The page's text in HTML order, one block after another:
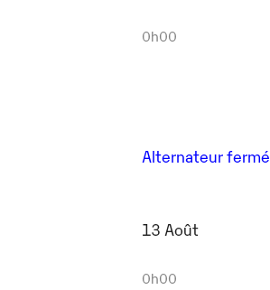
0h00
Alternateur fermé
13 Août
0h00